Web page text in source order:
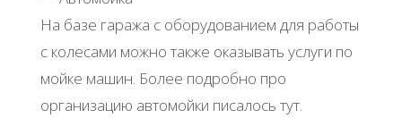
На базе гаража с оборудованием для работы
с колесами можно также оказывать услуги по
мойке машин. Более подробно про
организацию автомойки писалось тут.